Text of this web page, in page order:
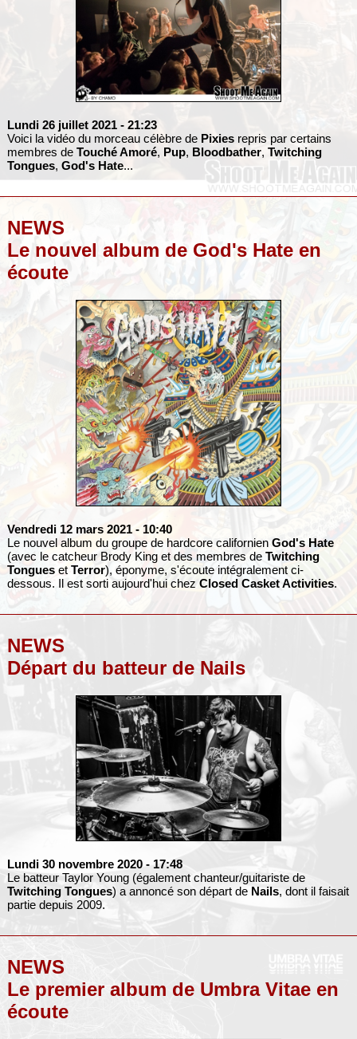
Lundi 26 juillet 2021 - 21:23
Voici la vidéo du morceau célèbre de Pixiesrepris par certains
membres de Touché Amoré, Pup, Bloodbather, Twitching
Tongues, God's Hate...
NEWS
Le nouvel album de God's Hate en
écoute
Vendredi 12 mars 2021 - 10:40
Le nouvel album du groupe de hardcore californien God's Hate
(avec le catcheur Brody King et des membres de Twitching
Tongueset Terror), éponyme, s'écoute intégralement ci-
dessous. Il est sorti aujourd'hui chez Closed Casket Activities.
NEWS
Départ du batteur de Nails
Lundi 30 novembre 2020 - 17:48
Le batteur Taylor Young (également chanteur/guitariste de
Twitching Tongues) a annoncé son départ de Nails, dont il faisait
partie depuis 2009.
NEWS
Le premier album de Umbra Vitae en
écoute